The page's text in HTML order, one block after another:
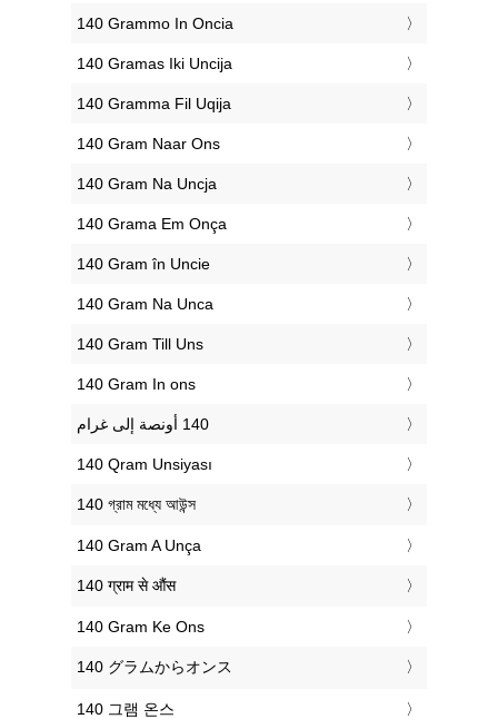
‎140 Grammo In Oncia
‎140 Gramas Iki Uncija
‎140 Gramma Fil Uqija
‎140 Gram Naar Ons
‎140 Gram Na Uncja
‎140 Grama Em Onça
‎140 Gram în Uncie
‎140 Gram Na Unca
‎140 Gram Till Uns
‎140 Gram In ons
‎140 Qram Unsiyası
‎140 গ্রাম মধ্যে আউন্স
‎140 Gram A Unça
‎140 ग्राम से औंस
‎140 Gram Ke Ons
‎140 グラムからオンス
‎140 그램 온스